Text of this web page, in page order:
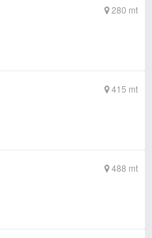
280 mt
415 mt
488 mt